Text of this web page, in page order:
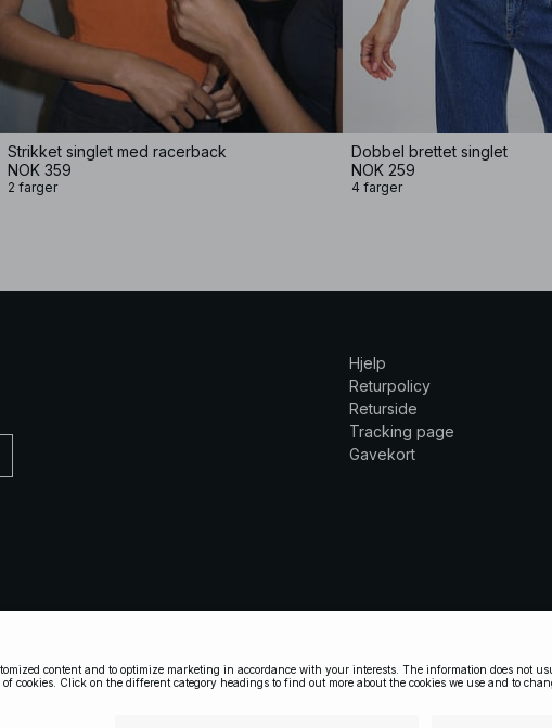
Strikket singlet med racerback
NOK 359
2 farger
Dobbel brettet singlet
NOK 259
4 farger
Hjelp
Returpolicy
Returside
Tracking page
Gavekort